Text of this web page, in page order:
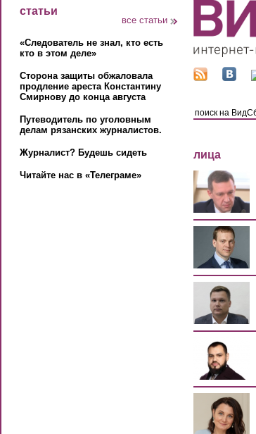
статьи
все статьи
«Следователь не знал, кто есть
кто в этом деле»
Сторона защиты обжаловала
продление ареста Константину
Смирнову до конца августа
Путеводитель по уголовным
делам рязанских журналистов.
Журналист? Будешь сидеть
Читайте нас в «Телеграме»
лица